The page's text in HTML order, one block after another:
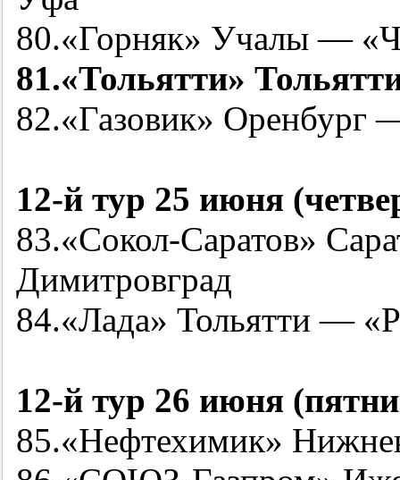
80.«Горняк» Учалы —
81.«Тольятти»
82.«Газовик» Оренбург
12-йтур 25 июня
83.«Сокол-Саратов»
Димитровград
84.«Лада» Тольятти — «
12-йтур 26 июня
85.«Нефтехимик»